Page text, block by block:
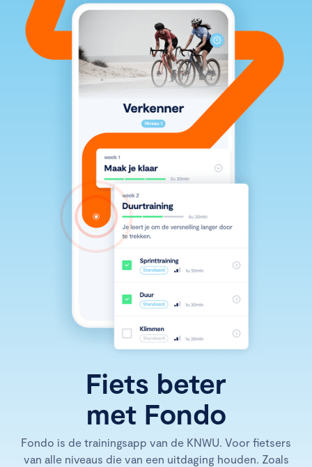
Fiets beter
met Fondo
Fondo is de trainingsapp van de KNWU. Voor fietsers
van alle niveaus die van een uitdaging houden. Zoals